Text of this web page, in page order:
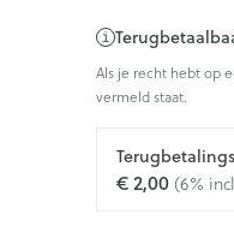
Als je recht hebt op
vermeld staat.
€ 2,00 (6%